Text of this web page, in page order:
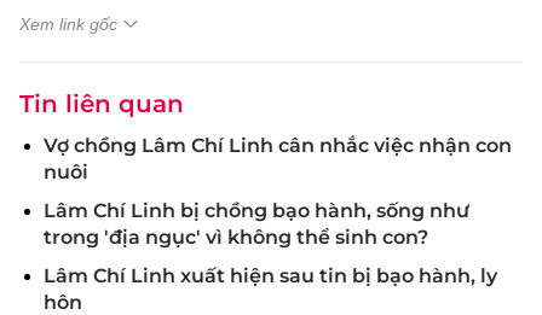
Xem link gốc
Tin liên quan
Vợ chồng Lâm Chí Linh cân nhắc việc nhận con
nuôi
Lâm Chí Linh bị chồng bạo hành, sống như
trong 'địa ngục' vì không thể sinh con?
Lâm Chí Linh xuất hiện sau tin bị bạo hành, ly
hôn